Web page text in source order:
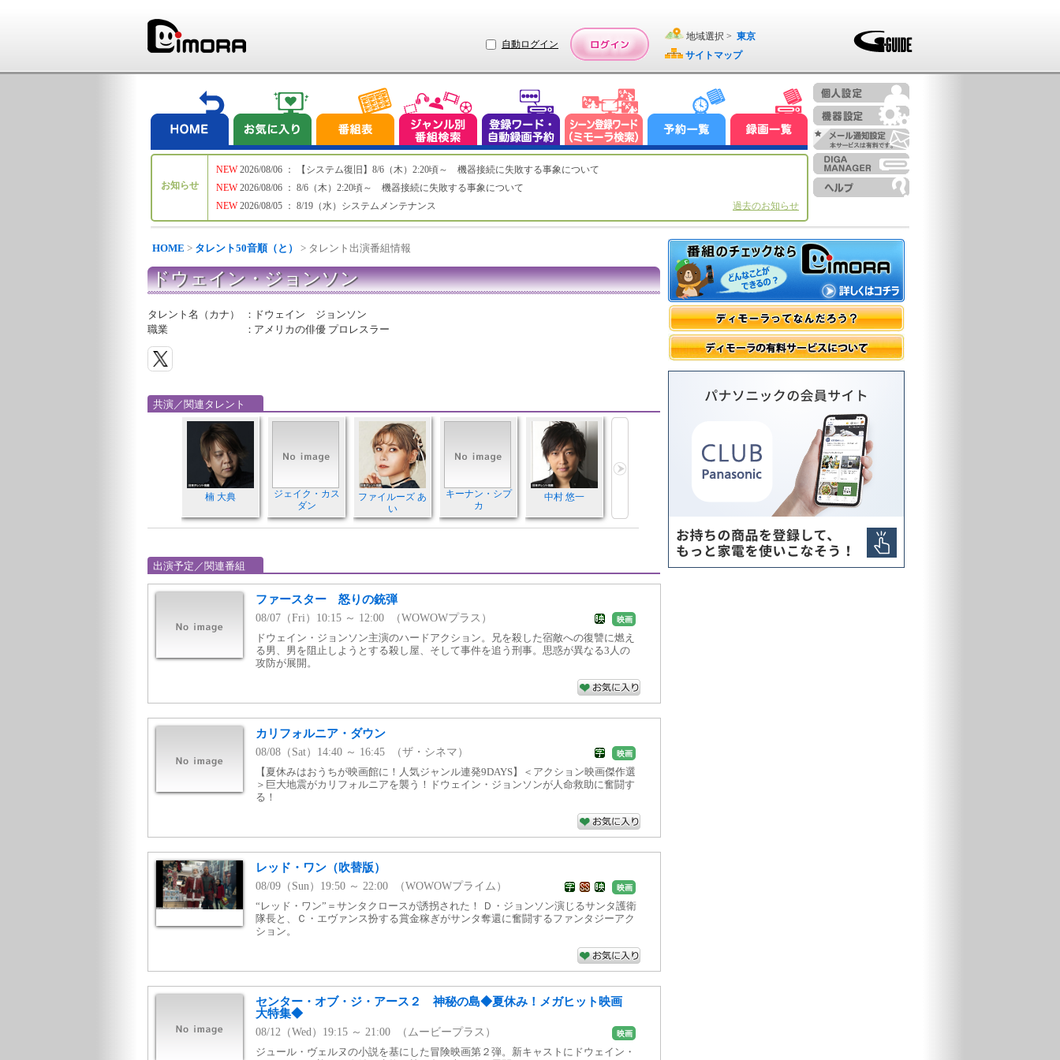
自動ログイン
地域選択 > 東京
サイトマップ
お知らせ
NEW
NEW
NEW
2026/08/06 ： 【システム復旧】8/6（木）2:20頃～ 機器接続に失敗する事象について
2026/08/06 ： 8/6（木）2:20頃～ 機器接続に失敗する事象について
2026/08/05 ： 8/19（水）システムメンテナンス
過去のお知らせ
HOME > タレント50音順（と） > タレント出演番組情報
ドウェイン・ジョンソン
タレント名（カナ） ： ドウェイン ジョンソン
職業
： アメリカの俳優 プロレスラー
共演／関連タレント
楠 大典
ジェイク・カス
ダン
ファイルーズ あ
い
キーナン・シプ
カ
中村 悠一
出演予定／関連番組
ファースター 怒りの銃弾
08/07（Fri）10:15 ～ 12:00 （WOWOWプラス） 映画
ドウェイン・ジョンソン主演のハードアクション。兄を殺した宿敵への復讐に燃え
る男、男を阻止しようとする殺し屋、そして事件を追う刑事。思惑が異なる3人の
攻防が展開。
カリフォルニア・ダウン
08/08（Sat）14:40 ～ 16:45 （ザ・シネマ） 映画
【夏休みはおうちが映画館に！人気ジャンル連発9DAYS】＜アクション映画傑作選
＞巨大地震がカリフォルニアを襲う！ドウェイン・ジョンソンが人命救助に奮闘す
る！
レッド・ワン（吹替版）
08/09（Sun）19:50 ～ 22:00 （WOWOWプライム） 映画
“レッド・ワン”＝サンタクロースが誘拐された！ Ｄ・ジョンソン演じるサンタ護衛
隊長と、Ｃ・エヴァンス扮する賞金稼ぎがサンタ奪還に奮闘するファンタジーアク
ション。
センター・オブ・ジ・アース２ 神秘の島◆夏休み！メガヒット映画
大特集◆
08/12（Wed）19:15 ～ 21:00 （ムービープラス） 映画
ジュール・ヴェルヌの小説を基にした冒険映画第２弾。新キャストにドウェイン・